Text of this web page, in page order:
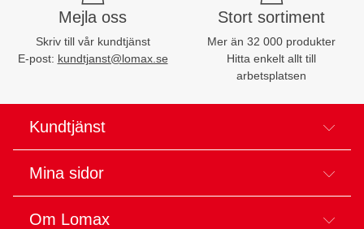
Mejla oss
Skriv till vår kundtjänst
E-post: kundtjanst@lomax.se
Stort sortiment
Mer än 32 000 produkter
Hitta enkelt allt till
arbetsplatsen
Kundtjänst
Mina sidor
Om Lomax